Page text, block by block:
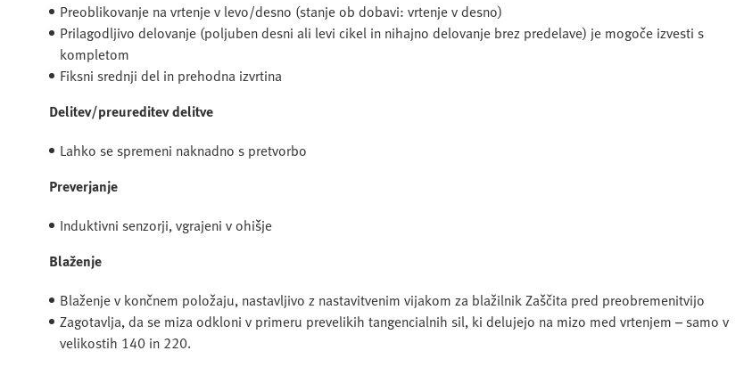
Preoblikovanje na vrtenje v levo/desno (stanje ob dobavi: vrtenje v desno)
Prilagodljivo delovanje (poljuben desni ali levi cikel in nihajno delovanje brez predelave) je mogoče izvesti s
kompletom
Fiksni srednji del in prehodna izvrtina
Delitev/preureditev delitve
Lahko se spremeni naknadno s pretvorbo
Preverjanje
Induktivni senzorji, vgrajeni v ohišje
Blaženje
Blaženje v končnem položaju, nastavljivo z nastavitvenim vijakom za blažilnik Zaščita pred preobremenitvijo
Zagotavlja, da se miza odkloni v primeru prevelikih tangencialnih sil, ki delujejo na mizo med vrtenjem – samo v
velikostih 140 in 220.